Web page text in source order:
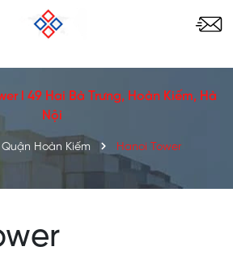
l 49 Hai Bà Trưng, Hoàn Kiếm, Hà
Nội
Quận Hoàn Kiếm Hanoi Tower